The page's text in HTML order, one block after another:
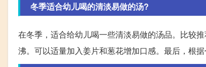
冬季适合幼儿喝的清淡易做的汤?
在冬季，适合给幼儿喝一些清淡易做的汤品。比较
沸。可以适量加入姜片和葱花增加口感。最后，根